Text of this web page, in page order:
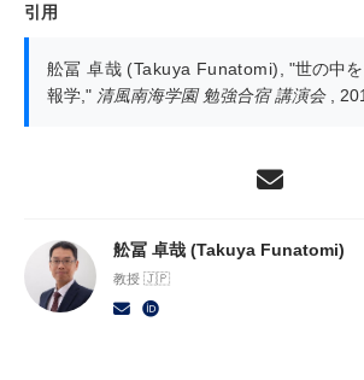
引用
舩冨 卓哉 (Takuya Funatomi) ,"世の中
報学," 清風南海学園 勉強合宿 講演会,
舩冨 卓哉 (Takuya Funatomi)
教授 🇯🇵